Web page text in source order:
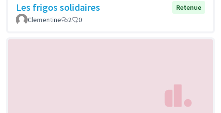
Les frigos solidaires
Retenue
Clementine
2 0